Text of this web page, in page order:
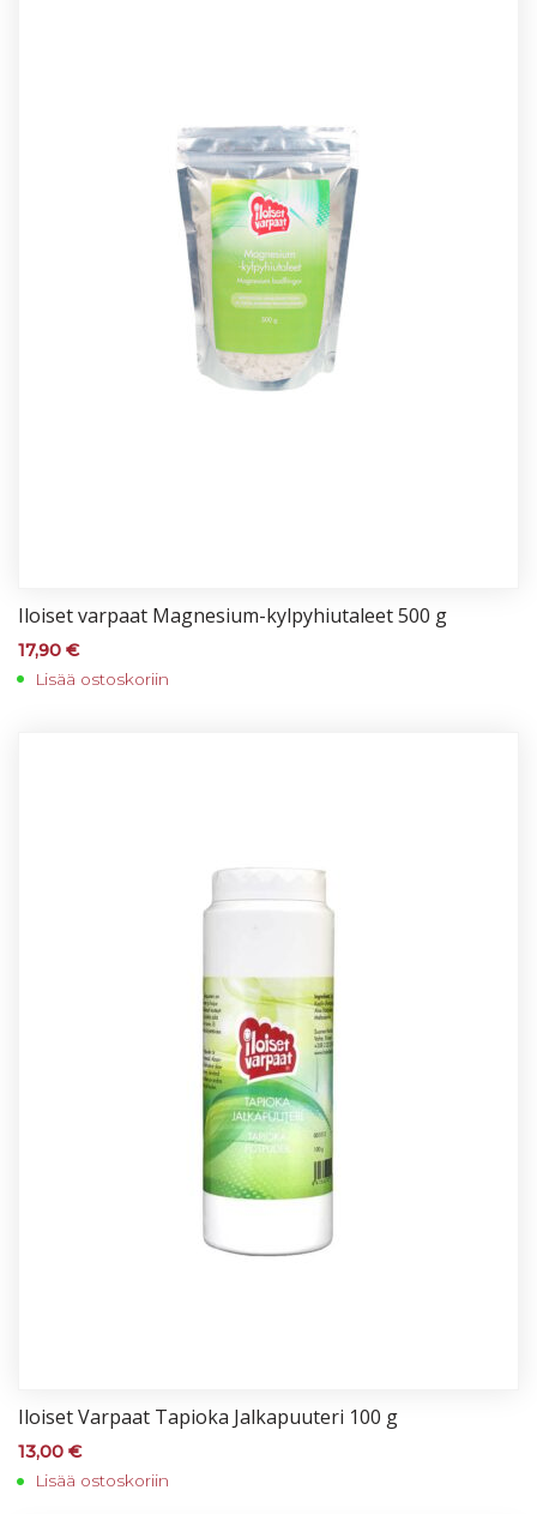
Iloi­set var­paat Mag­ne­sium-kyl­py­hiu­ta­leet 500 g
17,90 €
Lisää ostoskoriin
Iloi­set Var­paat Ta­pio­ka Jal­ka­puu­te­ri 100 g
13,00 €
Lisää ostoskoriin